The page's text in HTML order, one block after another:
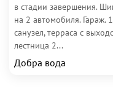
в стадии завершения.
на 2 автомобиля. Гараж.
санузел, терраса с
лестница 2...
Добра вода